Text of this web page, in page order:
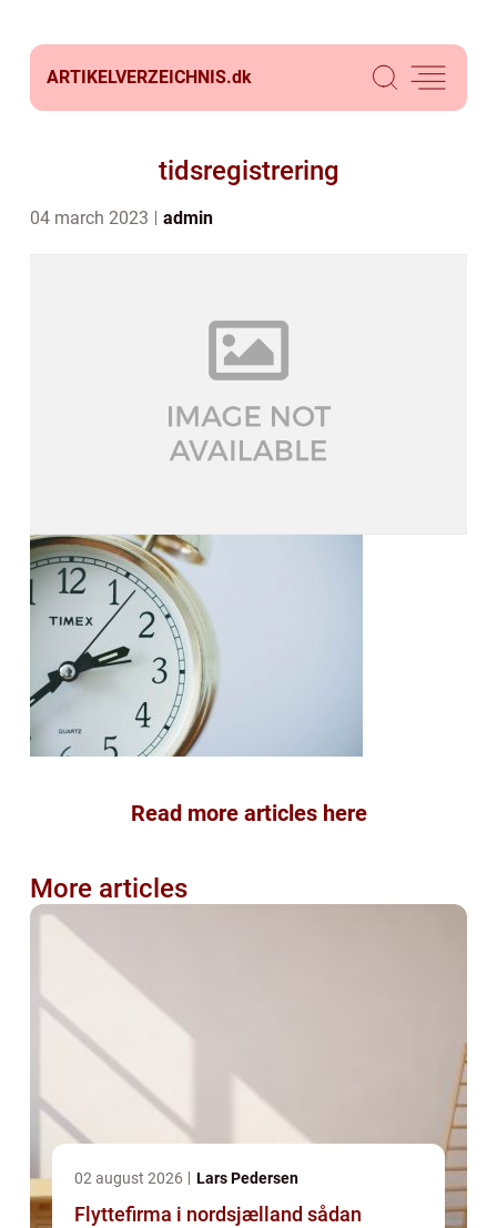
ARTIKELVERZEICHNIS.dk
tidsregistrering
04 march 2023 admin
Read more articles here
More articles
02 august 2026 Lars Pedersen
Flyttefirma i nordsjælland sådan